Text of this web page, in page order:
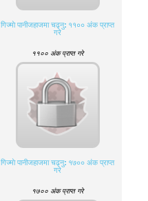
गिज्माे पानीजहाजमा चढ्नु: ११०० अंक प्राप्त
गरे
११०० अंक प्राप्त गरे
गिज्माे पानीजहाजमा चढ्नु: १७०० अंक प्राप्त
गरे
१७०० अंक प्राप्त गरे